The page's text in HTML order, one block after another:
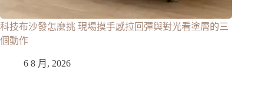
科技布沙發怎麼挑 現場摸手感拉回彈與對光看塗層的三
個動作
6 8 月, 2026